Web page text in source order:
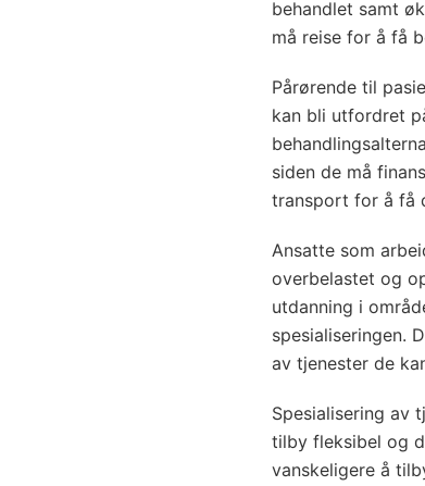
behandlet samt
må reise for å få
Pårørende til
kan bli utfordret
siden de må
transport for å få
Ansatte som
overbelastet og
utdanning i
spesialiseringen.
av tjenester de
Spesialisering av
tilby fleksibel og
vanskeligere å